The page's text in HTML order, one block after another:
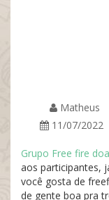
Matheus
11/07/2022
Grupo Free fire
aos participantes,
você gosta de
de gente boa pra